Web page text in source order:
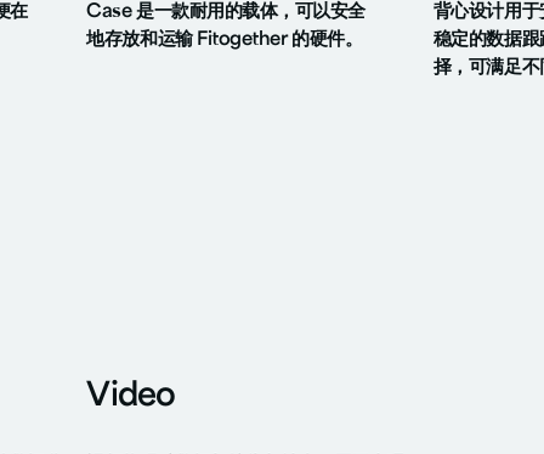
在
Case 是一款耐用的载体，可以安全
地存放和运输 Fitogether 的硬件。
背心设计用
稳定的数据
择，可满足
Video